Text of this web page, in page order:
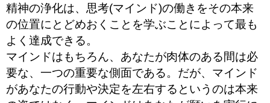
精神の浄化は、思考(マインド)の働きをその本来
の位置にとどめおくことを学ぶことによって最も
よく達成できる。
マインドはもちろん、あなたが肉体のある間は必
要な、一つの重要な側面である。だが、マインド
があなたの行動や決定を左右するというのは本来